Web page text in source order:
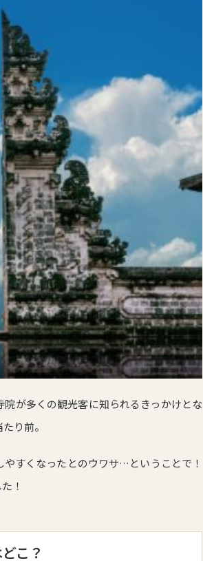
が多くの観光客に知られるきっかけとな
り前。
すくなったとのウワサ…ということで！
！
こ？